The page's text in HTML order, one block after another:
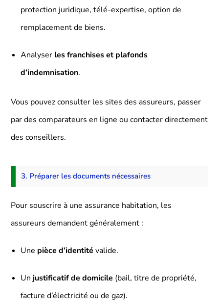
protection juridique, télé-expertise, option de
remplacement de biens.
Analyser les franchises et plafonds
d’indemnisation.
Vous pouvez consulter les sites des assureurs, passer
par des comparateurs en ligne ou contacter directement
des conseillers.
3. Préparer les documents nécessaires
Pour souscrire à une assurance habitation, les
assureurs demandent généralement :
Une pièce d’identité valide.
Un justificatif de domicile (bail, titre de propriété,
facture d’électricité ou de gaz).